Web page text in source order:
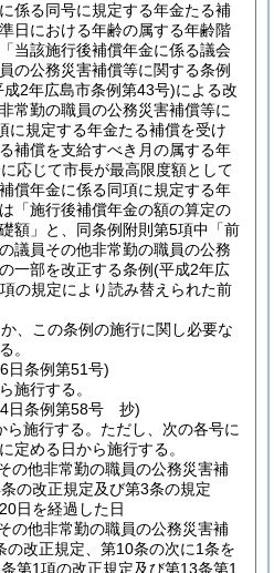
係る同号に規定する年金たる補
日における年齢の属する年齢階
当該施行後補償年金に係る議会
の公務災害補償等に関する条例
成2年広島市条例第43号)による改
常勤の職員の公務災害補償等に
に規定する年金たる補償を受け
補償を支給すべき月の属する年
応じて市長が最高限度額として
償年金に係る同項に規定する年
「施行後補償年金の額の算定の
額」と、同条例附則第5項中「前
議員その他非常勤の職員の公務
一部を改正する条例(平成2年広
の規定により読み替えられた前
、この条例の施行に関し必要な
。
日条例第51号)
施行する。
日条例第58号 抄)
施行する。 ただし、次の各号に
定める日から施行する。
の他非常勤の職員の公務災害補
の改正規定及び第3条の規定
日を経過した日
の他非常勤の職員の公務災害補
の改正規定、第10条の次に1条を
第1項の改正規定及び第13条第1